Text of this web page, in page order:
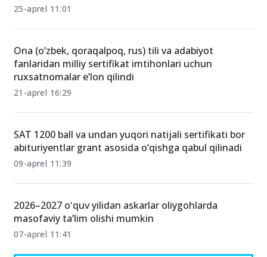
25-aprel 11:01
Ona (o‘zbek, qoraqalpoq, rus) tili va adabiyot
fanlaridan milliy sertifikat imtihonlari uchun
ruxsatnomalar e’lon qilindi
21-aprel 16:29
SAT 1200 ball va undan yuqori natijali sertifikati bor
abituriyentlar grant asosida o‘qishga qabul qilinadi
09-aprel 11:39
2026–2027 oʻquv yilidan askarlar oliygohlarda
masofaviy ta’lim olishi mumkin
07-aprel 11:41